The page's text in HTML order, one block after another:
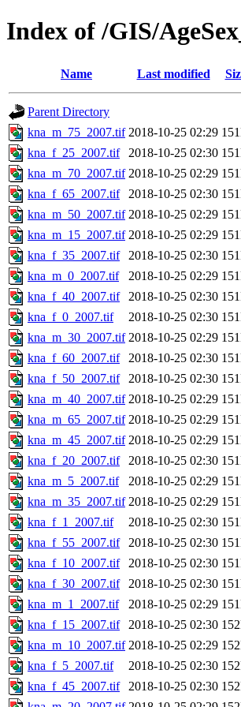
Index of /GIS/
Name Last modified
Parent Directory
kna_m_75_2007.tif 2018-10-25 02:29
kna_f_25_2007.tif
2018-10-25 02:30
kna_m_70_2007.tif 2018-10-25 02:29
kna_f_65_2007.tif
2018-10-25 02:30
kna_m_50_2007.tif 2018-10-25 02:29
kna_m_15_2007.tif 2018-10-25 02:29
kna_f_35_2007.tif
2018-10-25 02:30
kna_m_0_2007.tif
2018-10-25 02:29
kna_f_40_2007.tif
2018-10-25 02:30
kna_f_0_2007.tif
2018-10-25 02:30
kna_m_30_2007.tif 2018-10-25 02:29
kna_f_60_2007.tif
2018-10-25 02:30
kna_f_50_2007.tif
2018-10-25 02:30
kna_m_40_2007.tif 2018-10-25 02:29
kna_m_65_2007.tif 2018-10-25 02:29
kna_m_45_2007.tif 2018-10-25 02:29
kna_f_20_2007.tif
2018-10-25 02:30
kna_m_5_2007.tif
2018-10-25 02:29
kna_m_35_2007.tif 2018-10-25 02:29
kna_f_1_2007.tif
2018-10-25 02:30
kna_f_55_2007.tif
2018-10-25 02:30
kna_f_10_2007.tif
2018-10-25 02:30
kna_f_30_2007.tif
2018-10-25 02:30
kna_m_1_2007.tif
2018-10-25 02:29
kna_f_15_2007.tif
2018-10-25 02:30
kna_m_10_2007.tif 2018-10-25 02:29
kna_f_5_2007.tif
2018-10-25 02:30
kna_f_45_2007.tif
2018-10-25 02:30